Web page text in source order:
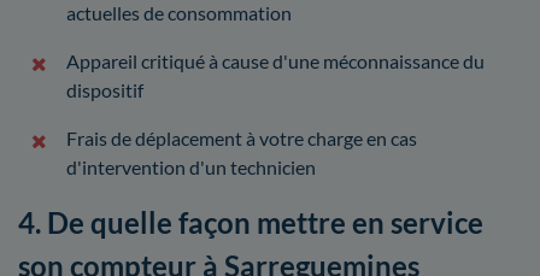
actuelles de consommation
Appareil critiqué à cause d'une méconnaissance du
dispositif
Frais de déplacement à votre charge en cas
d'intervention d'un technicien
4. De quelle façon mettre en service
son compteur à Sarreguemines